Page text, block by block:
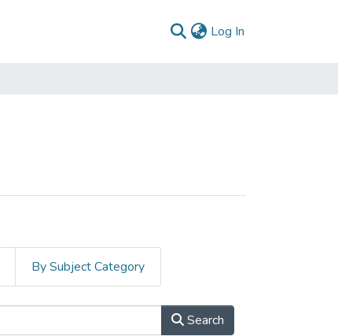
Log In
By Subject Category
Search